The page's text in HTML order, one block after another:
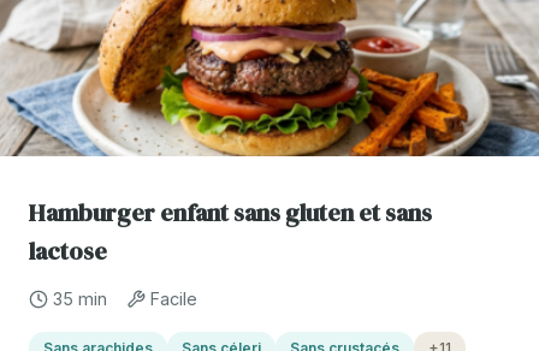
Hamburger enfant sans gluten et sans
lactose
35 min Facile